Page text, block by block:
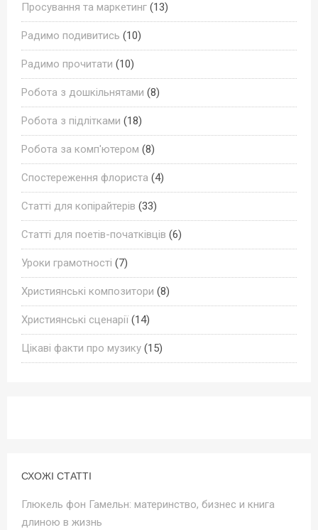
Просування та маркетинг (13)
Радимо подивитись (10)
Радимо прочитати (10)
Робота з дошкільнятами (8)
Робота з підлітками (18)
Робота за комп'ютером (8)
Спостереження флориста (4)
Статті для копірайтерів (33)
Статті для поетів-початківців (6)
Уроки грамотності (7)
Християнські композитори (8)
Християнські сценарії (14)
Цікаві факти про музику (15)
СХОЖІ СТАТТІ
Глюкель фон Гамельн: материнство, бизнес и книга
длиною в жизнь